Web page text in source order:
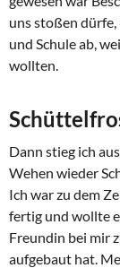
uns stoßen
und Schule ab,
wollten.
Dann stieg ich
Wehen wieder
Ich war zu dem
fertig und wollte
Freundin bei mir
aufgebaut hat.